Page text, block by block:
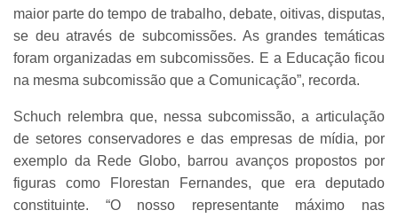
maior parte do tempo de trabalho, debate, oitivas, disputas,
se deu através de subcomissões. As grandes temáticas
foram organizadas em subcomissões. E a Educação ficou
na mesma subcomissão que a Comunicação”, recorda.
Schuch relembra que, nessa subcomissão, a articulação
de setores conservadores e das empresas de mídia, por
exemplo da Rede Globo, barrou avanços propostos por
figuras como Florestan Fernandes, que era deputado
constituinte. “O nosso representante máximo nas